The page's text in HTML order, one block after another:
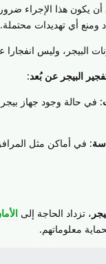
أن يكون هذا الإجراء
ومنع أي تهديدات محتملة.
البيجر، وليس انفجارا
البيجر عن بُعد:
: في حالة وجود جهاز
: في أماكن مثل
، تزداد الحاجة إلى
معلوماتهم.